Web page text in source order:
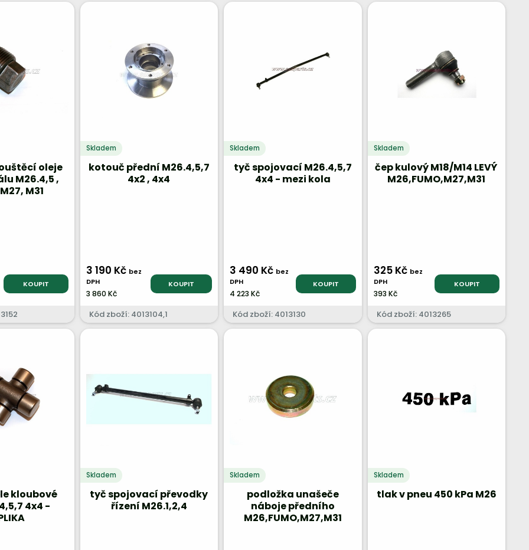
oleje
M26.4,5 ,
M31
KOUPIT
Skladem
kotouč přední M26.4,5,7
4x2 , 4x4
3 190 Kč bez
DPH
3 860 Kč
KOUPIT
Kód zboží: 4013104,1
Skladem
tyč spojovací M26.4,5,7
4x4 - mezi kola
3 490 Kč bez
DPH
4 223 Kč
KOUPIT
Kód zboží: 4013130
Skladem
čep kulový M18/M14 LEVÝ
M26,FUMO,M27,M31
325 Kč bez
DPH
393 Kč
KOUPIT
Kód zboží: 4013265
kloubové
4x4 -
Skladem
tyč spojovací převodky
řízení M26.1,2,4
Skladem
podložka unašeče
náboje předního
M26,FUMO,M27,M31
Skladem
tlak v pneu 450 kPa M26